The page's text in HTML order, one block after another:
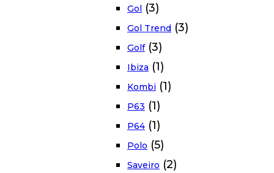
Gol (3)
Gol Trend (3)
Golf (3)
Ibiza (1)
Kombi (1)
P63 (1)
P64 (1)
Polo (5)
Saveiro (2)